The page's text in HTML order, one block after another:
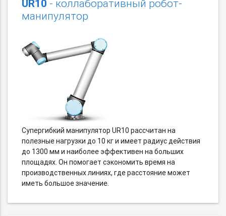
UR10 - коллаборативный робот-
манипулятор
Супергибкий манипулятор UR10 рассчитан на
полезные нагрузки до 10 кг и имеет радиус действия
до 1300 мм и наиболее эффективен на больших
площадях. Он помогает сэкономить время на
производственных линиях, где расстояние может
иметь большое значение.